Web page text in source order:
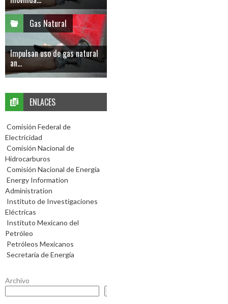
Gas Natural
Impulsan uso de gas natural
an...
ENLACES
Comisión Federal de
Electricidad
Comisión Nacional de
Hidrocarburos
Comisión Nacional de Energía
Energy Information
Administration
Instituto de Investigaciones
Eléctricas
Instituto Mexicano del
Petróleo
Petróleos Mexicanos
Secretaría de Energía
Archivo